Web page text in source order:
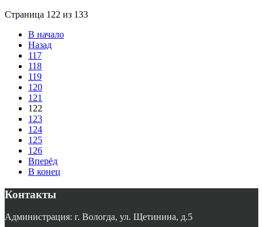
Страница 122 из 133
В начало
Назад
117
118
119
120
121
122
123
124
125
126
Вперёд
В конец
Контакты
Администрация: г. Вологда, ул. Щетинина, д.5